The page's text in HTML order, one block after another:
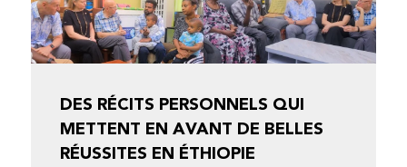
DES RÉCITS PERSONNELS QUI
METTENT EN AVANT DE BELLES
RÉUSSITES EN ÉTHIOPIE